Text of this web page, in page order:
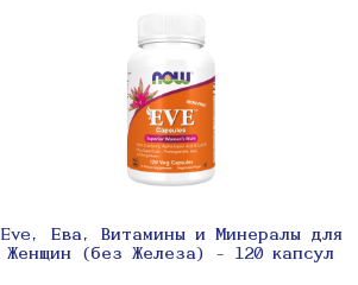
Eve, Ева, Витамины и Минералы для
Женщин (без Железа) - 120 капсул